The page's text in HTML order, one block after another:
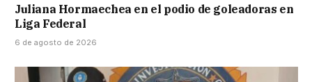
Juliana Hormaechea en el podio de goleadoras en
Liga Federal
6 de agosto de 2026